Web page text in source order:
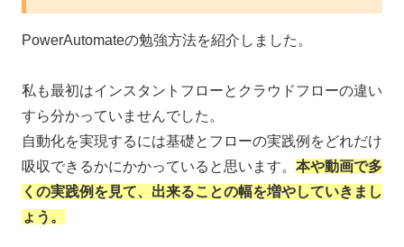
PowerAutomateの勉強方法を紹介しました。
私も最初はインスタントフローとクラウドフローの違い
すら分かっていませんでした。
自動化を実現するには基礎とフローの実践例をどれだけ
吸収できるかにかかっていると思います。 本や動画で多
くの実践例を見て、出来ることの幅を増やしていきまし
ょう。